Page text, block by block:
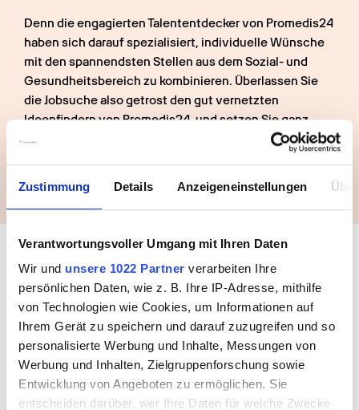
Zustimmung Details Anzeigeneinstellungen
Verantwortungsvoller Umgang mit Ihren Daten
Wir und unsere 1022 Partner verarbeiten Ihre
persönlichen Daten, wie z. B. Ihre IP-Adresse, mithilfe
von Technologien wie Cookies, um Informationen auf
Ihrem Gerät zu speichern und darauf zuzugreifen und so
personalisierte Werbung und Inhalte, Messungen von
Werbung und Inhalten, Zielgruppenforschung sowie
Entwicklung von Angeboten zu ermöglichen. Sie
entscheiden darüber, wer Ihre Daten für welche Zwecke
Denn die engagierten Talententdecker von Promedis24
haben sich darauf spezialisiert, individuelle Wünsche
mit den spannendsten Stellen aus dem Sozial- und
Gesundheitsbereich zu kombinieren. Überlassen Sie
die Jobsuche also getrost den gut vernetzten
Ideenfindern von Promedis24, und setzen Sie ganz
neue Prioritäten für sich selbst: Entdecken Sie noch
Buche jetzt deinen Termin mit